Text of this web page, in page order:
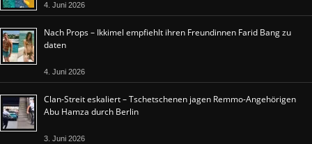
4. Juni 2026
Nach Props – Ikkimel empfiehlt ihren Freundinnen Farid Bang zu
daten
4. Juni 2026
Clan-Streit eskaliert – Tschetschenen jagen Remmo-Angehörigen
Abu Hamza durch Berlin
3. Juni 2026